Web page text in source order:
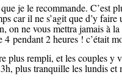
je le recommande. C’est
car il ne s’agit que d’y
on ne vous mettra jamais à
4 pendant 2 heures ! c’était
plus rempli, et les couples y
plus tranquille les lundis et